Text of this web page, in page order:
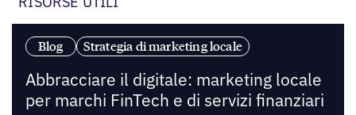
Blog Strategia di marketing locale
Abbracciare il digitale: marketing locale
per marchi FinTech e di servizi finanziari